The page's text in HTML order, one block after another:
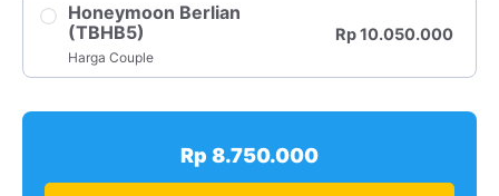
Honeymoon Berlian
(TBHB5)
Harga Couple
Rp 10.050.000
Rp 8.750.000